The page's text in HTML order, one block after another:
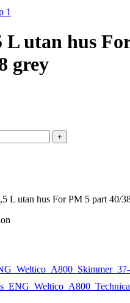
L utan hus
grey
L utan hus For PM 5 part 40/